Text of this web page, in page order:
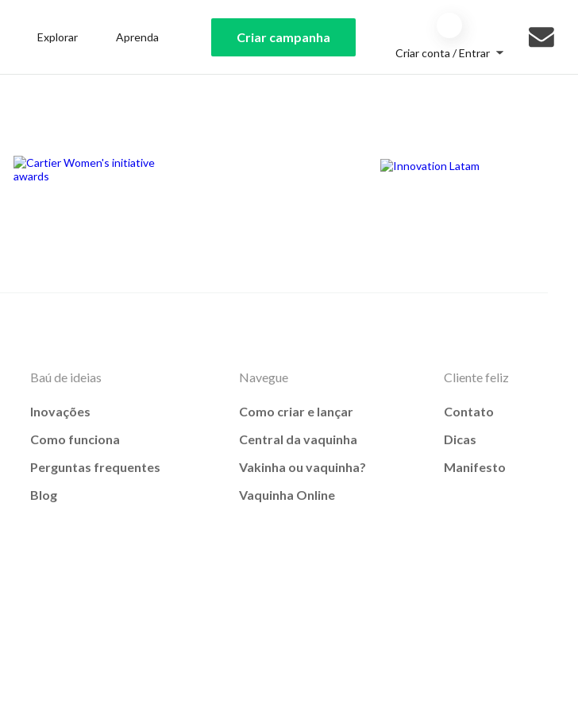
Explorar Aprenda Criar campanha
Criar conta / Entrar
Baú de ideias
Inovações
Como funciona
Perguntas frequentes
Blog
Navegue
Como criar e lançar
Central da vaquinha
Vakinha ou vaquinha?
Vaquinha Online
Cliente feliz
Contato
Dicas
Manifesto